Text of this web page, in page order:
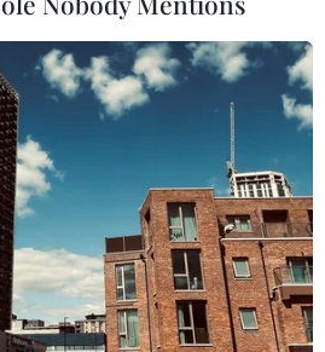
MỚI THỰC THI PHÁP LUẬT
tầng viễn thông phục vụ điều
tai
bản quy phạm pháp luật
đấu tranh phòng, chống tội
pháp luật